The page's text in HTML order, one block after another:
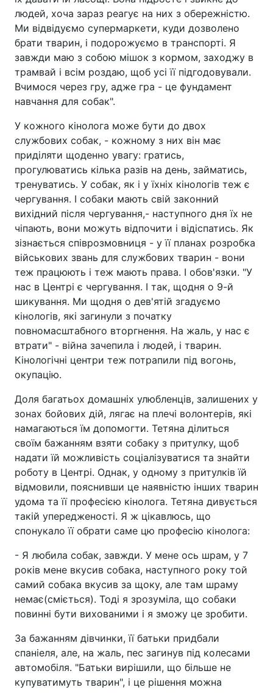
людей, хоча зараз реагує на них з обережністю.
Ми відвідуємо супермаркети, куди дозволено
брати тварин, і подорожуємо в транспорті. Я
завжди маю з собою мішок з кормом, заходжу в
трамвай і всім роздаю, щоб усі її підгодовували.
Вчимося через гру, адже гра - це фундамент
навчання для собак".
У кожного кінолога може бути до двох
службових собак, - кожному з них він має
приділяти щоденно увагу: гратись,
прогулюватись кілька разів на день, займатись,
тренуватись. У собак, як і у їхніх кінологів теж є
чергування. І собаки мають свій законний
вихідний після чергування,- наступного дня їх не
чіпають, вони можуть відпочити і відіспатись. Як
зізнається співрозмовниця - у її планах розробка
військових звань для службових тварин - вони
теж працюють і теж мають права. І обов'язки. "У
нас в Центрі є чергування. І так, щодня о 9-й
шикування. Ми щодня о дев'ятій згадуємо
кінологів, які загинули з початку
повномасштабного вторгнення. На жаль, у нас є
втрати" - війна зачепила і людей, і тварин.
Кінологічні центри теж потрапили під вогонь,
окупацію.
Доля багатьох домашніх улюбленців, залишених у
зонах бойових дій, лягає на плечі волонтерів, які
намагаються їм допомогти. Тетяна ділиться
своїм бажанням взяти собаку з притулку, щоб
надати їй можливість соціалізуватися та знайти
роботу в Центрі. Однак, у одному з притулків їй
відмовили, пояснивши це наявністю інших тварин
удома та її професією кінолога. Тетяна дивується
такій упередженості. Я ж цікавлюсь, що
спонукало її обрати саме цю професію кінолога:
- Я любила собак, завжди. У мене ось шрам, у 7
років мене вкусив собака, наступного року той
самий собака вкусив за щоку, але там шраму
немає(сміється). Тоді я зрозуміла, що собаки
повинні бути вихованими і я зможу це зробити.
За бажанням дівчинки, її батьки придбали
спаніеля, але, на жаль, пес загинув під колесами
автомобіля. "Батьки вирішили, що більше не
купуватимуть тварин", і це рішення можна